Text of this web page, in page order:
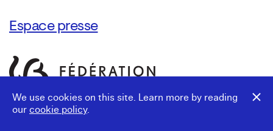
We use cookies on this site. Learn more by reading
our cookie policy.
Espace presse